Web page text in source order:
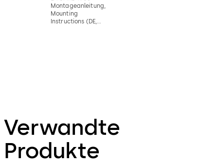
Montageanleitung,
Mounting
Instructions (DE,
Verwandte
Produkte